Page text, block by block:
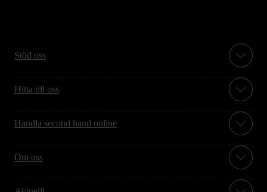
Stöd oss
Hitta till oss
Handla second hand online
Om oss